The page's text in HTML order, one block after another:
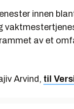
innen
rammet av et
Arvind, til